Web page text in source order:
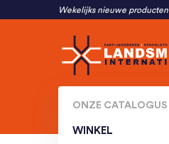
Wekelijks nieuwe producten
ONZE CATALOGUS
WINKEL